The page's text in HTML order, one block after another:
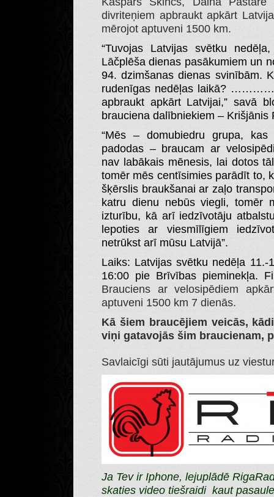
divriteņiem apbraukt apkārt
mērojot aptuveni 1500 km.
“Tuvojas Latvijas svētku
Lāčplēša dienas pasākumiem un
94. dzimšanas dienas svinībām.
rudenīgas nedēļas laikā?
apbraukt apkārt Latvijai,” savā
brauciena dalībniekiem – Krišjānis
“Mēs – domubiedru grupa,
padodas – braucam ar
nav labākais mēnesis, lai dotos
tomēr mēs centīsimies parādīt to,
šķērslis braukšanai ar zaļo
katru dienu nebūs viegli, tomēr
izturību, kā arī iedzīvotāju
lepoties ar viesmīlīgiem
netrūkst arī mūsu Latvijā”.
Laiks: Latvijas svētku nedēļa
16:00 pie Brīvības pieminekļa.
Brauciens ar velosipēdiem
aptuveni 1500 km 7 dienās.
Kā šiem braucējiem veicās,
viņi gatavojās šim braucienam,
Savlaicīgi sūti jautājumus uz
Ja Tev ir Iphone, lejuplādē
skaties video tiešraidi kaut